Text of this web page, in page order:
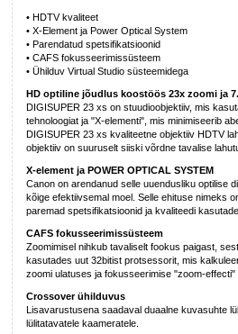
• HDTV kvaliteet
• X-Element ja Power Optical System
• Parendatud spetsifikatsioonid
• CAFS fokusseerimissüsteem
• Ühilduv Virtual Studio süsteemidega
HD optiline jõudlus koostöös 23x zoomi ja
DIGISUPER 23 xs on stuudioobjektiiv, mis
tehnoloogiat ja "X-elementi", mis minimiseerib
DIGISUPER 23 xs kvaliteetne objektiiv HDTV
objektiiv on suuruselt siiski võrdne tavalise
X-element ja POWER OPTICAL SYSTEM
Canon on arendanud selle uuendusliku optilise
kõige efektiivsemal moel. Selle ehituse nimeks
paremad spetsifikatsioonid ja kvaliteedi
CAFS fokusseerimissüsteem
Zoomimisel nihkub tavaliselt fookus paigast,
kasutades uut 32bitist protsessorit, mis
zoomi ulatuses ja fokusseerimise "zoom-
Crossover ühilduvus
Lisavarustusena saadaval duaalne kuvasuhte
lülitatavatele kaameratele.